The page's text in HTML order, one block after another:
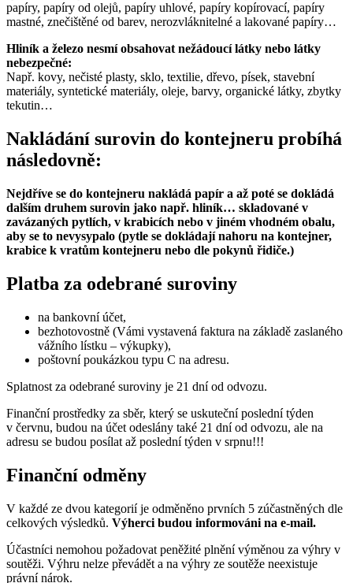
papíry, papíry od olejů, papíry uhlové, papíry kopírovací, papíry
mastné, znečištěné od barev, nerozvláknitelné a lakované papíry…
Hliník a železo nesmí obsahovat nežádoucí látky nebo látky
nebezpečné:
Např. kovy, nečisté plasty, sklo, textilie, dřevo, písek, stavební
materiály, syntetické materiály, oleje, barvy, organické látky, zbytky
tekutin…
Nakládání surovin do kontejneru probíhá
následovně:
Nejdříve se do kontejneru nakládá papír a až poté se dokládá
dalším druhem surovin jako např. hliník… skladované v
zavázaných pytlích, v krabicích nebo v jiném vhodném obalu,
aby se to nevysypalo (pytle se dokládají nahoru na kontejner,
krabice k vratům kontejneru nebo dle pokynů řidiče.)
Platba za odebrané suroviny
na bankovní účet,
bezhotovostně (Vámi vystavená faktura na základě zaslaného
vážního lístku – výkupky),
poštovní poukázkou typu C na adresu.
Splatnost za odebrané suroviny je 21 dní od odvozu.
Finanční prostředky za sběr, který se uskuteční poslední týden
v červnu, budou na účet odeslány také 21 dní od odvozu, ale na
adresu se budou posílat až poslední týden v srpnu!!!
Finanční odměny
V každé ze dvou kategorií je odměněno prvních 5 zúčastněných dle
celkových výsledků. Výherci budou informováni na e-mail.
Účastníci nemohou požadovat peněžité plnění výměnou za výhry v
soutěži. Výhru nelze převádět a na výhry ze soutěže neexistuje
právní nárok.